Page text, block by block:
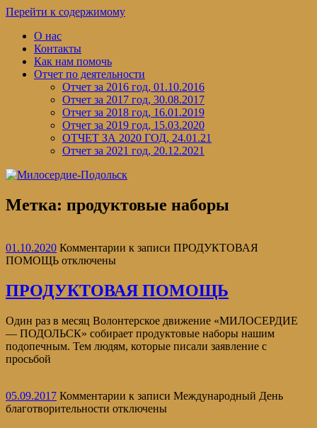
Перейти к содержимому
О нас
Контакты
Как нам помочь
Отчет по деятельности
Отчет за 2016 год, 01.10.2016
Отчет за 2017 год, 30.08.2017
Отчет за 2018 год, 16.01.2019
Отчет за 2019 год, 15.03.2020
ОТЧЕТ ЗА 2020 ГОД, 24.01.21
Отчет за 2021 год, 20.12.2021
Метка: продуктовые наборы
01.10.2020 Комментарии к записи ПРОДУКТОВАЯ
ПОМОЩЬ отключены
ПРОДУКТОВАЯ ПОМОЩЬ
Один раз в месяц Волонтерское движение «МИЛОСЕРДИЕ
— ПОДОЛЬСК» собирает продуктовые наборы нашим
подопечным. Тем людям, которые писали заявление с
просьбой
05.09.2017 Комментарии к записи Международный День
благотворительности отключены